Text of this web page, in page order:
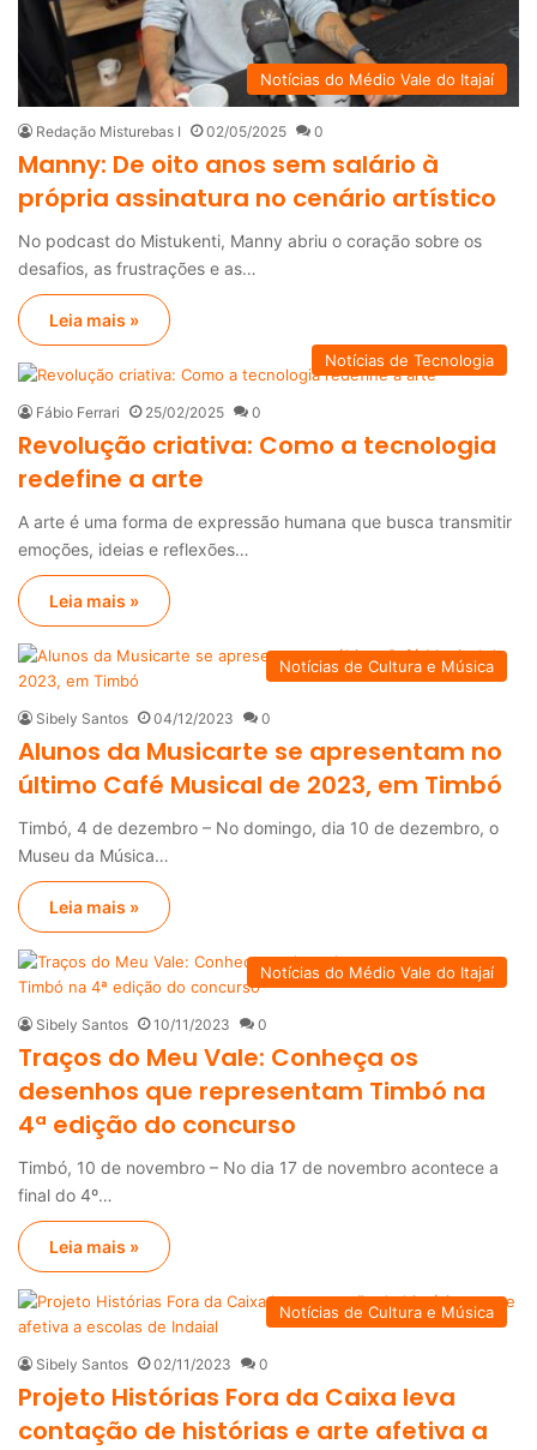
Notícias do Médio Vale do Itajaí
Redação Misturebas I 02/05/2025 0
Manny: De oito anos sem salário à
própria assinatura no cenário artístico
No podcast do Mistukenti, Manny abriu o coração sobre os
desafios, as frustrações e as…
Leia mais »
Notícias de Tecnologia
Fábio Ferrari 25/02/2025 0
Revolução criativa: Como a tecnologia
redefine a arte
A arte é uma forma de expressão humana que busca transmitir
emoções, ideias e reflexões…
Leia mais »
Notícias de Cultura e Música
Sibely Santos 04/12/2023 0
Alunos da Musicarte se apresentam no
último Café Musical de 2023, em Timbó
Timbó, 4 de dezembro – No domingo, dia 10 de dezembro, o
Museu da Música…
Leia mais »
Notícias do Médio Vale do Itajaí
Sibely Santos 10/11/2023 0
Traços do Meu Vale: Conheça os
desenhos que representam Timbó na
4ª edição do concurso
Timbó, 10 de novembro – No dia 17 de novembro acontece a
final do 4º…
Leia mais »
Notícias de Cultura e Música
Sibely Santos 02/11/2023 0
Projeto Histórias Fora da Caixa leva
contação de histórias e arte afetiva a